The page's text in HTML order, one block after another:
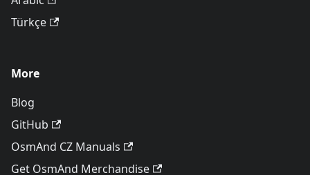
Türkçe
More
Blog
GitHub
OsmAnd CZ Manuals
Get OsmAnd Merchandise